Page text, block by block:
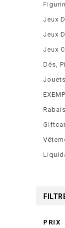
Jeux
Jeux
Jeux
Dés,
Rabais
PRIX